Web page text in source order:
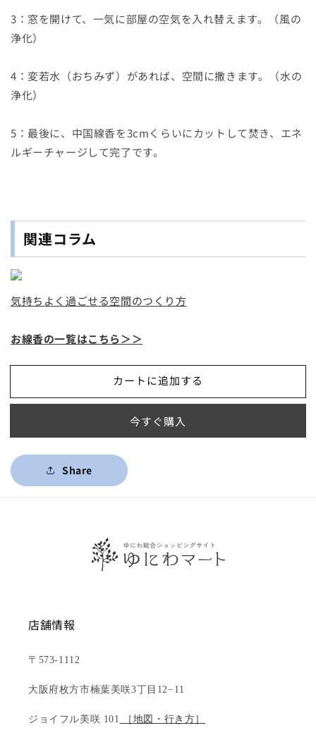
3：窓を開けて、一気に部屋の空気を入れ替えます。（風の
浄化）
4：変若水（おちみず）があれば、空間に撒きます。（水の
浄化）
5：最後に、中国線香を3cmくらいにカットして焚き、エネ
ルギーチャージして完了です。
関連コラム
気持ちよく過ごせる空間のつくり方
お線香の一覧はこちら＞＞
カートに追加する
今すぐ購入
Share
店舗情報
〒573-1112
大阪府枚方市楠葉美咲3丁目12−11
ジョイフル美咲 101 ［地図・行き方］